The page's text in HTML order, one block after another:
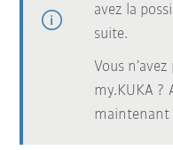
avez la
suite.
Vous
my.KUKA ?
maintenant